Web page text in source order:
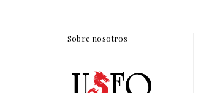
Sobre nosotros